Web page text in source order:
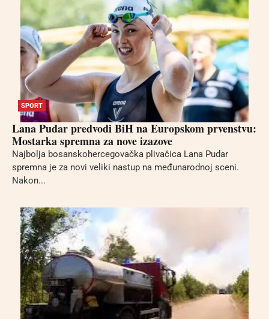
SPORT
Lana Pudar predvodi BiH na Europskom prvenstvu:
Mostarka spremna za nove izazove
Najbolja bosanskohercegovačka plivačica Lana Pudar
spremna je za novi veliki nastup na međunarodnoj sceni.
Nakon...